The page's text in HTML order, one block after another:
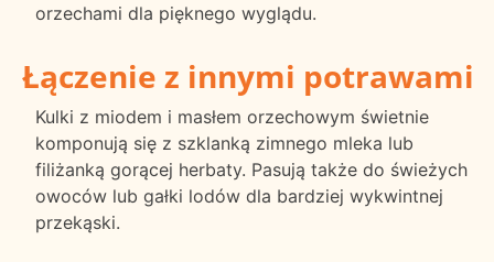
orzechami dla pięknego wyglądu.
Łączenie z innymi potrawami
Kulki z miodem i masłem orzechowym świetnie
komponują się z szklanką zimnego mleka lub
filiżanką gorącej herbaty. Pasują także do świeżych
owoców lub gałki lodów dla bardziej wykwintnej
przekąski.